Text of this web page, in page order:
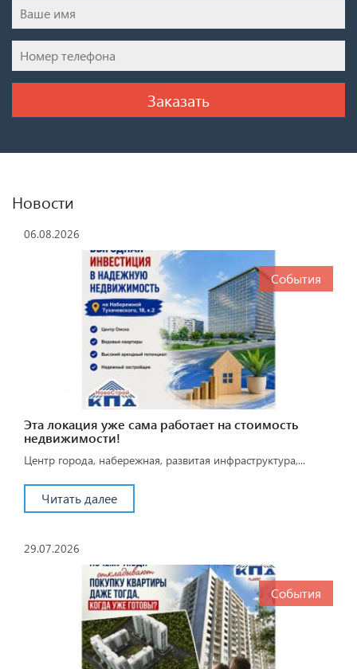
Новости
06.08.2026
События
Эта локация уже сама работает на стоимость
недвижимости!
Центр города, набережная, развитая инфраструктура,...
Читать далее
29.07.2026
События